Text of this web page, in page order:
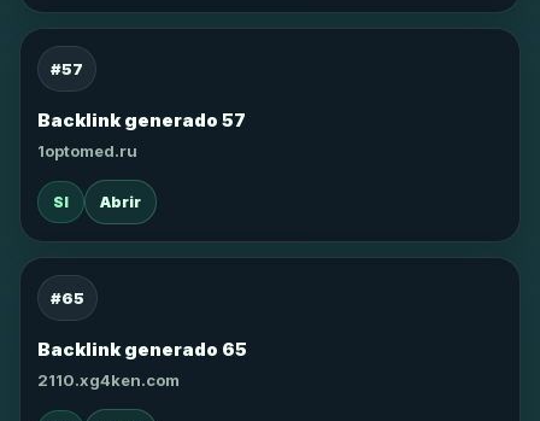
#57
Backlink generado 57
1optomed.ru
SI Abrir
#65
Backlink generado 65
2110.xg4ken.com